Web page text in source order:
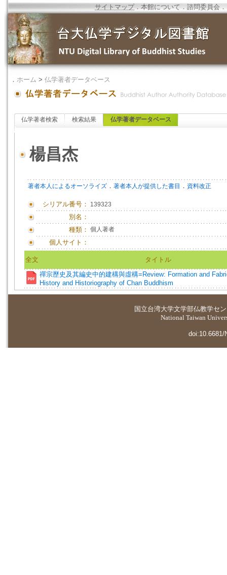
サイトマップ．本館について ．諮問委員会 ．
． ホーム > 仏学著者データベース
仏学著者検索 検索結果 仏学著者データベース
楊昌杰
著者本人によるオーソライズ ． 著者本人が提供した書目 ． 資料改正
シリアル番号： 139323
別名：
種類： 個人著者
個人サイト：
全文
タイトル
禪宗歷史及其編史中的建構與虛構=Review: Formation and
History and Historiography of Chan Buddhism
国立台湾大学文学部仏教学セ
National Taiwan
doi:10.6681/